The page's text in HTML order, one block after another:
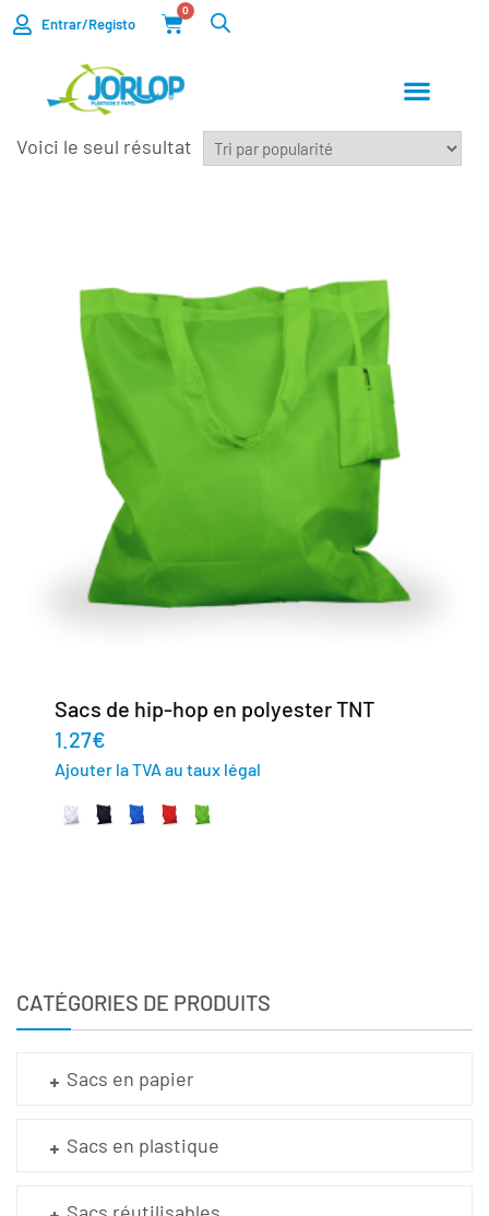
Entrar/Registo
0
Voici le seul résultat
Sacs de hip-hop en polyester TNT
1.27€
Ajouter la TVA au taux légal
CATÉGORIES DE PRODUITS
Sacs en papier
Sacs en plastique